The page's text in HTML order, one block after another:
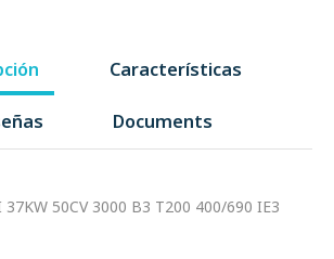
Características
Documents
50CV 3000 B3 T200 400/690 IE3